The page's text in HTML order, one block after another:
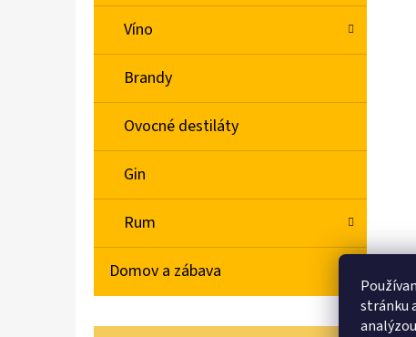
stránku
Víno
Brandy
Ovocné destiláty
Gin
Rum
Domov a zábava